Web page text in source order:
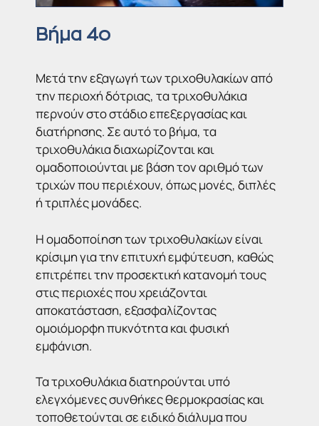
Βήμα 4ο
Μετά την εξαγωγή των τριχοθυλακίων από
την περιοχή δότριας, τα τριχοθυλάκια
περνούν στο στάδιο επεξεργασίας και
διατήρησης. Σε αυτό το βήμα, τα
τριχοθυλάκια διαχωρίζονται και
ομαδοποιούνται με βάση τον αριθμό των
τριχών που περιέχουν, όπως μονές, διπλές
ή τριπλές μονάδες.
Η ομαδοποίηση των τριχοθυλακίων είναι
κρίσιμη για την επιτυχή εμφύτευση, καθώς
επιτρέπει την προσεκτική κατανομή τους
στις περιοχές που χρειάζονται
αποκατάσταση, εξασφαλίζοντας
ομοιόμορφη πυκνότητα και φυσική
εμφάνιση.
Τα τριχοθυλάκια διατηρούνται υπό
ελεγχόμενες συνθήκες θερμοκρασίας και
τοποθετούνται σε ειδικό διάλυμα που